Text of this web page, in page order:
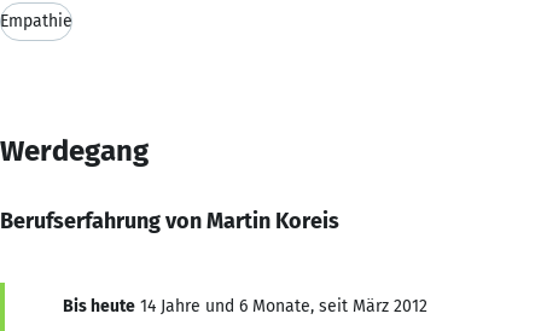
Empathie
Werdegang
Berufserfahrung von Martin Koreis
Bis heute 14 Jahre und 6 Monate, seit März 2012